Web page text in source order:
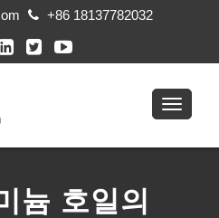
+86 18137782032
늄 호일의